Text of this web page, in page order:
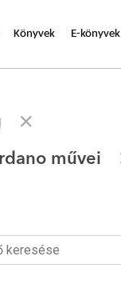
Könyvek E-könyvek
művei